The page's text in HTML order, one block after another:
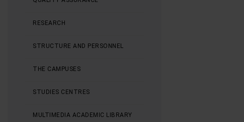
RESEARCH
STRUCTURE AND PERSONNEL
THE CAMPUSES
STUDIES CENTRES
MULTIMEDIA ACADEMIC LIBRARY